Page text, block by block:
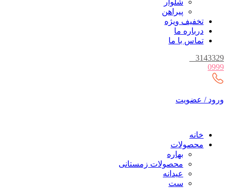
شلوار
پیراهن
تخفیف ویژه
درباره ما
تماس با ما
3143329
0999
ورود / عضویت
خانه
محصولات
بهاره
محصولات زمستانی
عیدانه
ست